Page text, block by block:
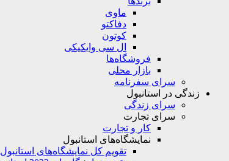
ماوی
دفاکتو
کوتون
ال سی وایکیکی
فروشگاه‌ها
بازار محلی
سرای سفرنامه
زندگی در استانبول
سرای زندگی
سرای تجارت
کار و تجارت
نمایشگاه‌های استانبول
تقویم کل نمایشگاه‌های استانبول